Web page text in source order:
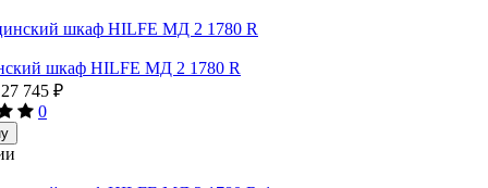
шкаф HILFE МД 2 1780 R
27 745 ₽
0